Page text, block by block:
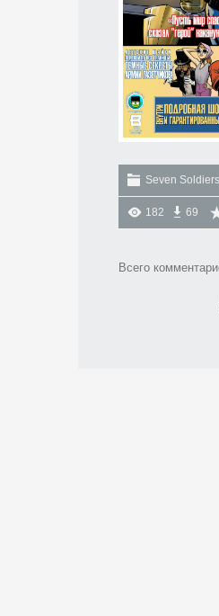
Seven Soldiers
182 69
Всего